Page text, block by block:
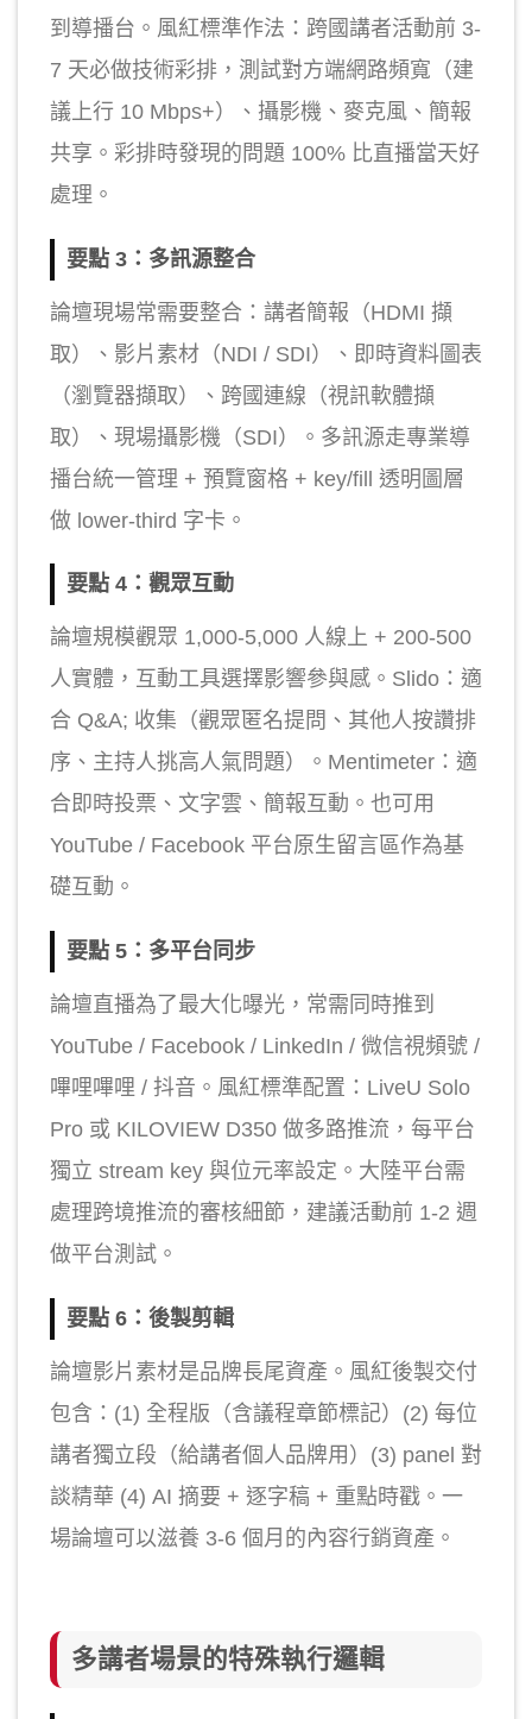
到導播台。風紅標準作法：跨國講者活動前 3-
7 天必做技術彩排，測試對方端網路頻寬（建
議上行 10 Mbps+）、攝影機、麥克風、簡報
共享。彩排時發現的問題 100% 比直播當天好
處理。
要點 3：多訊源整合
論壇現場常需要整合：講者簡報（HDMI 擷
取）、影片素材（NDI / SDI）、即時資料圖表
（瀏覽器擷取）、跨國連線（視訊軟體擷
取）、現場攝影機（SDI）。多訊源走專業導
播台統一管理 + 預覽窗格 + key/fill 透明圖層
做 lower-third 字卡。
要點 4：觀眾互動
論壇規模觀眾 1,000-5,000 人線上 + 200-500
人實體，互動工具選擇影響參與感。Slido：適
合 Q&A; 收集（觀眾匿名提問、其他人按讚排
序、主持人挑高人氣問題）。Mentimeter：適
合即時投票、文字雲、簡報互動。也可用
YouTube / Facebook 平台原生留言區作為基
礎互動。
要點 5：多平台同步
論壇直播為了最大化曝光，常需同時推到
YouTube / Facebook / LinkedIn / 微信視頻號 /
嗶哩嗶哩 / 抖音。風紅標準配置：LiveU Solo
Pro 或 KILOVIEW D350 做多路推流，每平台
獨立 stream key 與位元率設定。大陸平台需
處理跨境推流的審核細節，建議活動前 1-2 週
做平台測試。
要點 6：後製剪輯
論壇影片素材是品牌長尾資產。風紅後製交付
包含：(1) 全程版（含議程章節標記）(2) 每位
講者獨立段（給講者個人品牌用）(3) panel 對
談精華 (4) AI 摘要 + 逐字稿 + 重點時戳。一
場論壇可以滋養 3-6 個月的內容行銷資產。
多講者場景的特殊執行邏輯